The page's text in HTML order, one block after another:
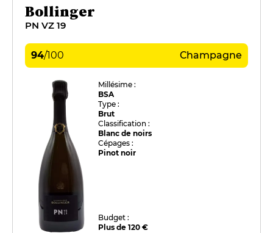
Bollinger
PN VZ 19
94/100 Champagne
Millésime :
BSA
Type :
Brut
Classification :
Blanc de noirs
Cépages :
Pinot noir
Budget :
Plus de 120 €